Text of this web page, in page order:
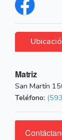
Matriz
San Martín
Teléfono: